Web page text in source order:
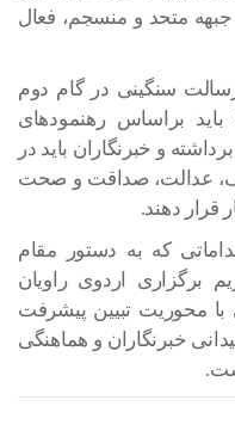
جبهه متحد و منسجم، فعال
سنگینی در گام دوم
باید براساس رهنمودهای
و خبرنگاران باید در
عدالت، صداقت و صحت
قرار دهند.
که به دستور مقام
برگزاری اردوی راویان
محوریت تبیین پیشرفت
خبرنگاران و هماهنگی